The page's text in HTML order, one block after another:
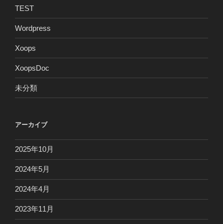
TEST
Wordpress
Xoops
XoopsDoc
未分類
アーカイブ
2025年10月
2024年5月
2024年4月
2023年11月